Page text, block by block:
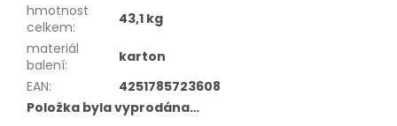
hmotnost
celkem:
43,1 kg
materiál
balení:
karton
EAN:
4251785723608
Položka byla vyprodána…